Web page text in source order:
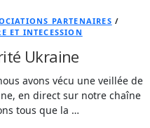
PARTENAIRES /
ET INTECESSION
Ukraine
avons vécu une veillée de
en direct sur notre chaîne
tous que la …